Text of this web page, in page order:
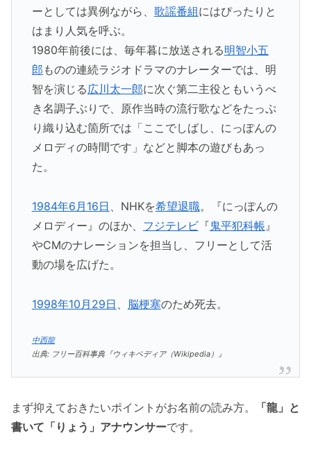
ーとしては異例ながら、 歌謡番組にはぴったりと
はまり人気を呼ぶ。
1980年前後には、毎年暮に放送される明智小五
郎 ものの連続ラジオドラマのナレーターでは、明
智を演じる広川太一郎に次ぐ第二主役ともいうべ
き名調子ぶりで、原作当時の流行歌などをたっぷ
り織り込む箇所では「ここでしばし、にっぽんの
メロディの時間です」などと脚本の遊びもあっ
た。
1984年6月16日 、NHKを希望退職。『にっぽんの
メロディー』のほか、 フジテレビ『鬼平犯科帳 』
やCMのナレーションを担当し、フリーとして活
動の場を広げた。
1998年10月29日 脳梗塞のため死去。
中西龍
出典: フリー百科事典『ウィキペディア（Wikipedia）』
まず抑えておきたいポイントがお名前の読み方。
「龍」と
書いて「りょう」アナウンサーです。